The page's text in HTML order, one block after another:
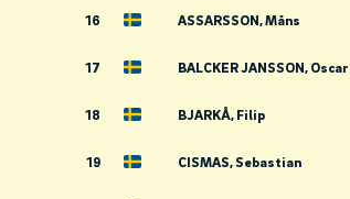
16 ASSARSSON, Måns
17 BALCKER JANSSON, Oscar
18 BJARKÅ, Filip
19 CISMAS, Sebastian